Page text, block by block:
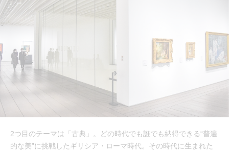
2つ目のテーマは「古典」。どの時代でも誰でも納得できる“普遍
的な美”に挑戦したギリシア・ローマ時代。その時代に生まれた